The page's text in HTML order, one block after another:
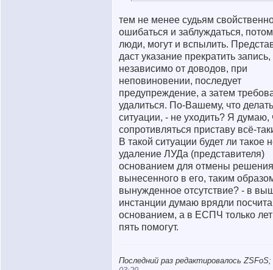
тем не менее судьям
ошибаться и заблуждаться,
люди, могут и вспылить.
даст указание прекратить запись,
независимо от доводов, при
неповиновении, последует
предупреждение, а затем
удалиться. По-Вашему, что
ситуации, - не уходить? Я думаю,
сопротивляться приставу всё-
В такой ситуации будет ли такое
удаление ЛУДа (представителя)
основанием для отмены
вынесенного в его, таким
вынужденное отсутствие? - в
инстанции думаю врядли
основанием, а в ЕСПЧ только лет
пять помогут.
Последний раз редактировалось